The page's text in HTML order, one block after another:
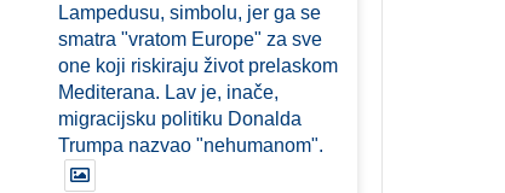
Lampedusu, simbolu, jer ga se
smatra "vratom Europe" za sve
one koji riskiraju život prelaskom
Mediterana. Lav je, inače,
migracijsku politiku Donalda
Trumpa nazvao "nehumanom".